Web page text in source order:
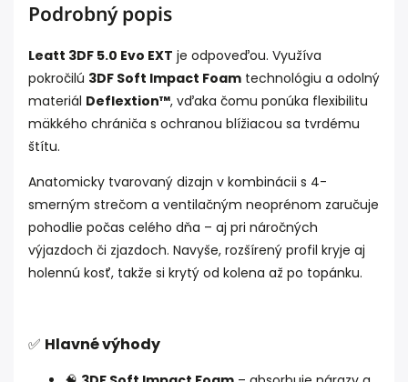
Podrobný popis
Leatt 3DF 5.0 Evo EXT je odpoveďou. Využíva
pokročilú 3DF Soft Impact Foam technológiu a odolný
materiál Deflextion™, vďaka čomu ponúka flexibilitu
mäkkého chrániča s ochranou blížiacou sa tvrdému
štítu.
Anatomicky tvarovaný dizajn v kombinácii s 4-
smerným strečom a ventilačným neoprénom zaručuje
pohodlie počas celého dňa – aj pri náročných
výjazdoch či zjazdoch. Navyše, rozšírený profil kryje aj
holennú kosť, takže si krytý od kolena až po topánku.
✅ Hlavné výhody